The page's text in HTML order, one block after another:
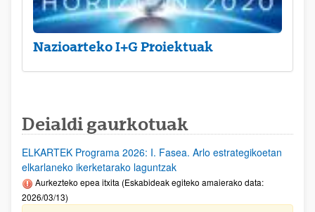
Nazioarteko I+G Proiektuak
Deialdi gaurkotuak
ELKARTEK Programa 2026: I. Fasea. Arlo estrategikoetan
elkarlaneko ikerketarako laguntzak
Aurkezteko epea itxita (Eskabideak egiteko amaierako data:
2026/03/13)